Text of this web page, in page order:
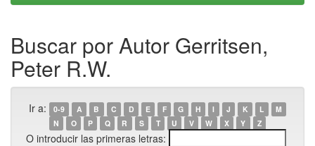
Buscar por Autor Gerritsen,
Peter R.W.
Ir a: 0-9 A B C D E F G H I J K L
M
N
O P Q R S T U V W X Y Z
O introducir las primeras letras: